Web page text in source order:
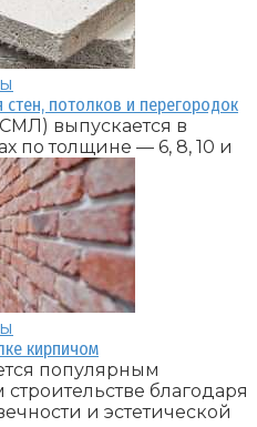
потолков и перегородок
выпускается в
по толщине — 6, 8, 10 и
кирпичом
популярным
благодаря
и эстетической